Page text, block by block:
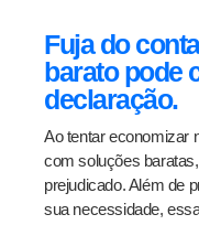
Fuja do
barato pode
declaração.
Ao tentar economizar
com soluções
prejudicado. Além de
sua necessidade,